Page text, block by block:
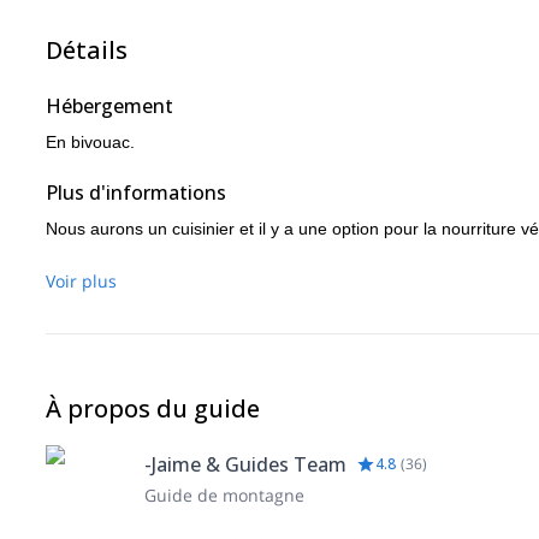
Détails
Hébergement
En bivouac.
Plus d'informations
Nous aurons un cuisinier et il y a une option pour la nourriture
Voir plus
À propos du guide
-Jaime & Guides Team 4.8 (36)
Guide de montagne